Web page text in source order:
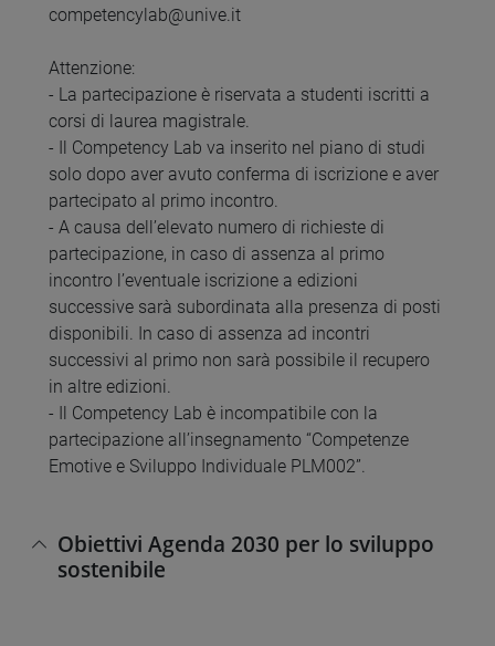
competencylab@unive.it
Attenzione:
- La partecipazione è riservata a studenti iscritti a
corsi di laurea magistrale.
- Il Competency Lab va inserito nel piano di studi
solo dopo aver avuto conferma di iscrizione e aver
partecipato al primo incontro.
- A causa dell’elevato numero di richieste di
partecipazione, in caso di assenza al primo
incontro l’eventuale iscrizione a edizioni
successive sarà subordinata alla presenza di posti
disponibili. In caso di assenza ad incontri
successivi al primo non sarà possibile il recupero
in altre edizioni.
- Il Competency Lab è incompatibile con la
partecipazione all’insegnamento “Competenze
Emotive e Sviluppo Individuale PLM002”.
Obiettivi Agenda 2030 per lo sviluppo
sostenibile